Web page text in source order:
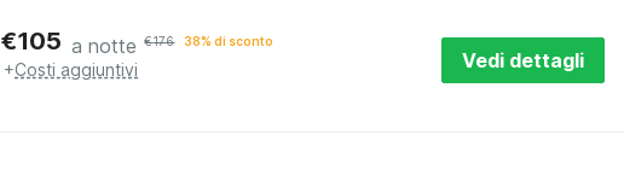
€105 a notte €176 38% di sconto
+Costi aggiuntivi Vedi dettagli